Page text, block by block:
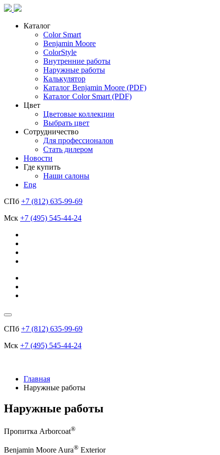
Каталог
Color Smart
Benjamin Moore
ColorStyle
Внутренние работы
Наружные работы
Калькулятор
Каталог Benjamin Moore (PDF)
Каталог Color Smart (PDF)
Цвет
Цветовые коллекции
Выбрать цвет
Сотрудничество
Для профессионалов
Стать дилером
Новости
Где купить
Наши салоны
Eng
СПб +7 (812) 635-99-69
Мск +7 (495) 545-44-24
СПб +7 (812) 635-99-69
Мск +7 (495) 545-44-24
Главная
Наружные работы
Наружные работы
Пропитка Arborcoat®
Benjamin Moore Aura® Exterior